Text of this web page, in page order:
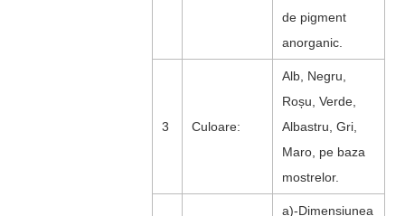
de pigment
anorganic.
3 Culoare:
Alb, Negru,
Roșu, Verde,
Albastru, Gri,
Maro, pe baza
mostrelor.
a)-Dimensiunea